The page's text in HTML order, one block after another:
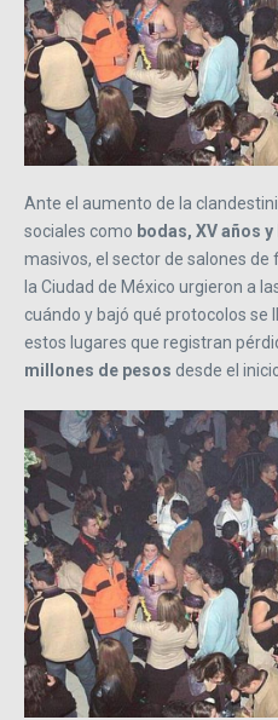
Ante el aumento de la
sociales como bodas, XV años
masivos, el sector de salones de
la Ciudad de México urgieron a
cuándo y bajó qué protocolos se
estos lugares que registran
millones de pesos desde el